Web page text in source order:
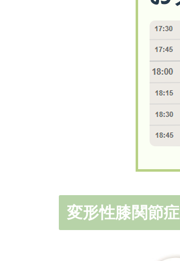
変形性膝関節症